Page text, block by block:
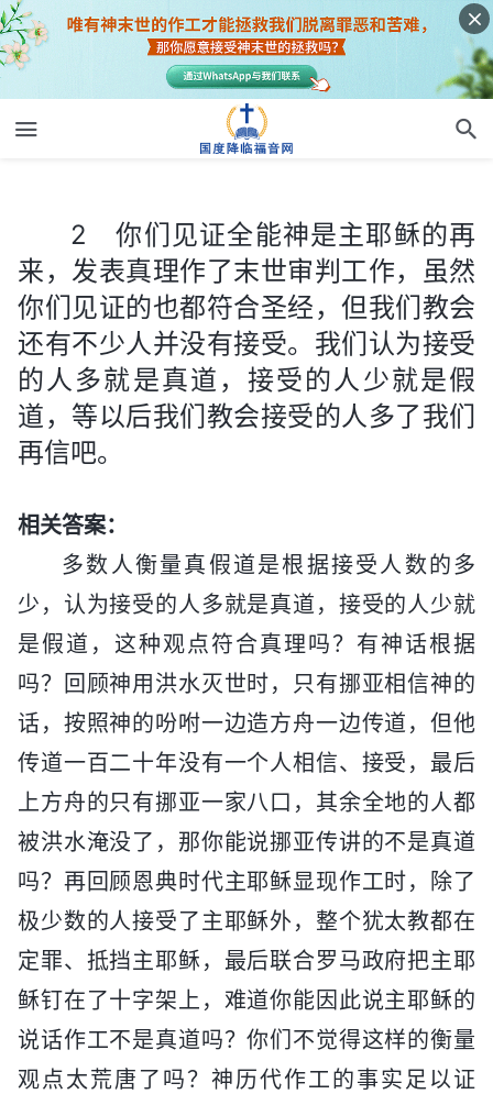
2 你们见证全能神是主耶稣的再
来，发表真理作了末世审判工作，虽然
你们见证的也都符合圣经，但我们教会
还有不少人并没有接受。我们认为接受
的人多就是真道，接受的人少就是假
道，等以后我们教会接受的人多了我们
再信吧。
相关答案：
多数人衡量真假道是根据接受人数的多
少，认为接受的人多就是真道，接受的人少就
是假道，这种观点符合真理吗？有神话根据
吗？回顾神用洪水灭世时，只有挪亚相信神的
话，按照神的吩咐一边造方舟一边传道，但他
传道一百二十年没有一个人相信、接受，最后
上方舟的只有挪亚一家八口，其余全地的人都
被洪水淹没了，那你能说挪亚传讲的不是真道
吗？再回顾恩典时代主耶稣显现作工时，除了
极少数的人接受了主耶稣外，整个犹太教都在
定罪、抵挡主耶稣，最后联合罗马政府把主耶
稣钉在了十字架上，难道你能因此说主耶稣的
说话作工不是真道吗？你们不觉得这样的衡量
观点太荒唐了吗？神历代作工的事实足以证